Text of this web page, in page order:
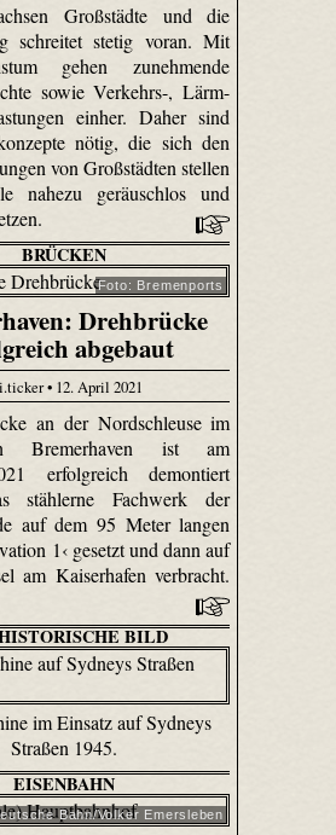
Großstädte und die
schreitet stetig voran. Mit
gehen zunehmende
sowie Verkehrs-, Lärm-
einher. Daher sind
nötig, die sich den
von Großstädten stellen
nahezu geräuschlos und
BRÜCKEN
Foto: Bremenports
Drehbrücke
abgebaut
• 12. April 2021
an der Nordschleuse im
Bremerhaven ist am
erfolgreich demontiert
stählerne Fachwerk der
auf dem 95 Meter langen
1‹ gesetzt und dann auf
am Kaiserhafen verbracht.
BILD
im Einsatz auf Sydneys
Straßen 1945.
EISENBAHN
Bahn/Volker Emersleben